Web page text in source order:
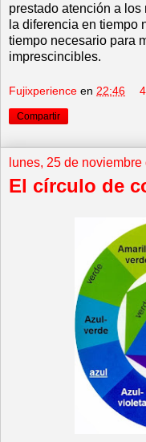
prestado atención a
la diferencia en tiempo
tiempo necesario para
imprescincibles.
Fujixperience en 22:46
Compartir
lunes, 25 de
El círculo de